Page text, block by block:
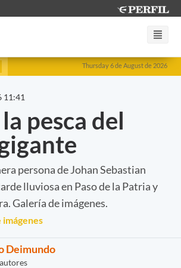
Thursday 6 de August de 2026
11:41
pesca del
persona de Johan Sebastian
lluviosa en Paso de la Patria y
Galería de imágenes.
imágenes
Deimundo